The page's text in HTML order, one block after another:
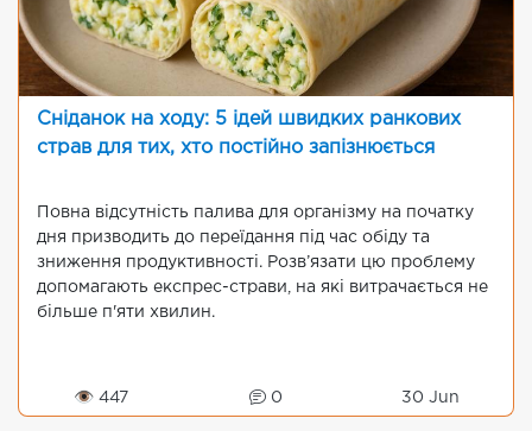
Сніданок на ходу: 5 ідей швидких ранкових
страв для тих, хто постійно запізнюється
Повна відсутність палива для організму на початку
дня призводить до переїдання під час обіду та
зниження продуктивності. Розв’язати цю проблему
допомагають експрес-страви, на які витрачається не
більше п'яти хвилин.
👁 447 0 30 Jun